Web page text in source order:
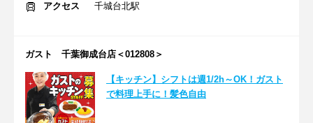
アクセス
千城台北駅
ガスト 千葉御成台店＜012808＞
【キッチン】シフトは週1/2h～OK！ガスト
で料理上手に！髪色自由